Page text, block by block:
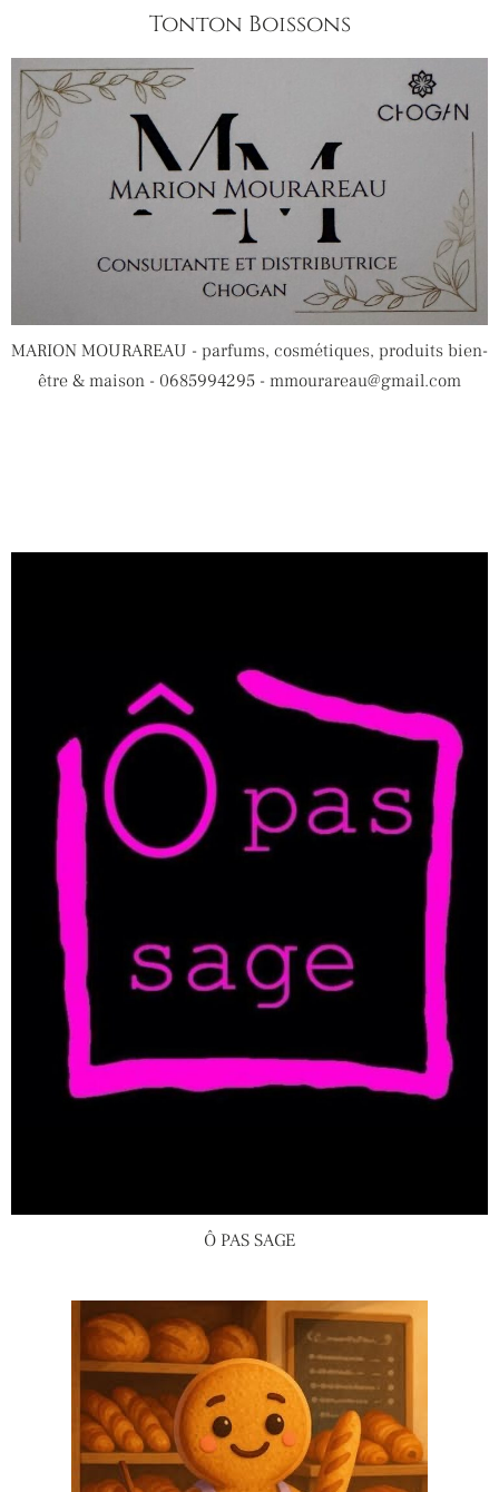
Tonton Boissons
MARION MOURAREAU - parfums, cosmétiques, produits bien-
être & maison - 0685994295 - mmourareau@gmail.com
Ô PAS SAGE